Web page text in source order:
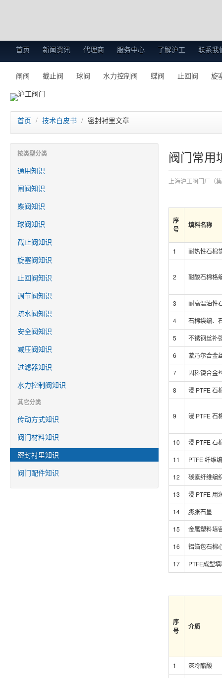
首页 新闻资讯 代理商 服务中心 了解沪工 联系我
闸阀 截止阀 球阀 水力控制阀 蝶阀 止回阀 旋
首页 / 技术白皮书 / 密封衬里文章
按类型分类
通用知识
闸阀知识
蝶阀知识
球阀知识
截止阀知识
旋塞阀知识
止回阀知识
调节阀知识
疏水阀知识
安全阀知识
减压阀知识
过滤器知识
水力控制阀知识
其它分类
传动方式知识
阀门材料知识
密封衬里知识
阀门配件知识
阀门常用
上海沪工阀门厂（
序
号
填料名称
1 耐热性石棉
2 耐酸石棉格
3 耐高温油性
4 石棉袋编、
5 不锈钢丝补
6 蒙乃尔合金
7 因科镍合金
8 浸 PTFE 石
9 浸 PTFE 石
10 浸 PTFE 石
11 PTFE 纤维
12 碳素纤维编
13 浸 PTFE 用
14 膨胀石墨
15 金属塑料填
16 铝箔包石棉
17 PTFE成型
序
号
介质
1 深冷醋酸